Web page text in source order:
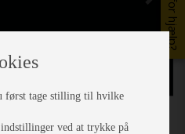
først tage stilling til hvilke
ved at trykke på